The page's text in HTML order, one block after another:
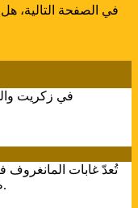
في الصفحة التالية، هل
في زكريت
تُعدّ غابات المانغروف
طبيعي من بين تلك الموضّحة على الخريطة.